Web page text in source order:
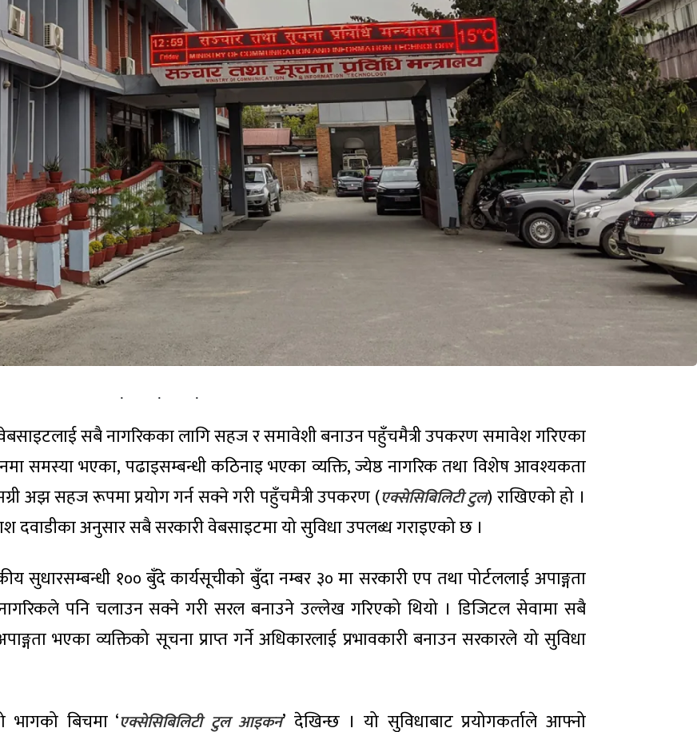
सबै नागरिकका लागि सहज र समावेशी बनाउन पहुँचमैत्री उपकरण समावेश गरिएका
समस्या भएका, पढाइसम्बन्धी कठिनाइ भएका व्यक्ति, ज्येष्ठ नागरिक तथा विशेष आवश्यकता
अझ सहज रूपमा प्रयोग गर्न सक्ने गरी पहुँचमैत्री उपकरण (एक्सेसिबिलिटी टुल) राखिएको हो ।
दवाडीका अनुसार सबै सरकारी वेबसाइटमा यो सुविधा उपलब्ध गराइएको छ ।
१०० बुँदे कार्यसूचीको बुँदा नम्बर ३० मा सरकारी एप तथा पोर्टललाई अपाङ्गता
पनि चलाउन सक्ने गरी सरल बनाउने उल्लेख गरिएको थियो । डिजिटल सेवामा सबै
भएका व्यक्तिको सूचना प्राप्त गर्ने अधिकारलाई प्रभावकारी बनाउन सरकारले यो सुविधा
बिचमा ‘एक्सेसिबिलिटी टुल आइकन’ देखिन्छ । यो सुविधाबाट प्रयोगकर्ताले आफ्नो